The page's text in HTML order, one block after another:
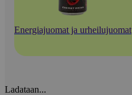
Energiajuomat ja urheilujuomat
Ladataan...